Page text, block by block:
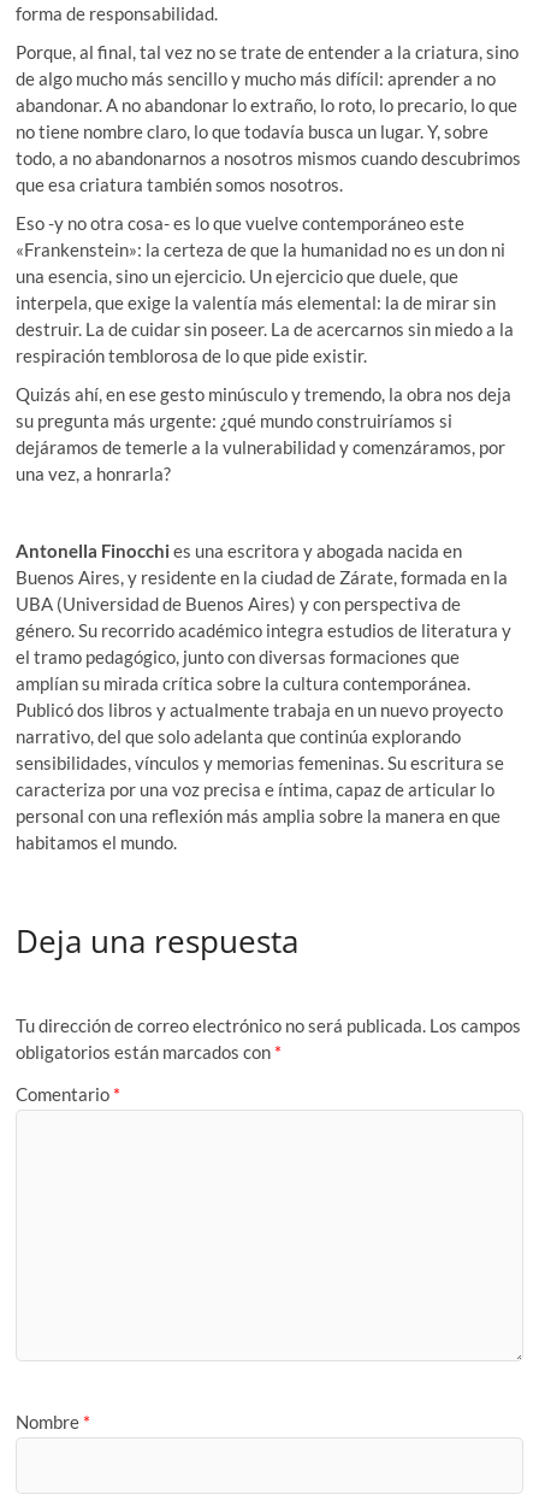
forma de responsabilidad.
Porque, al final, tal vez no se trate de entender a la criatura, sino
de algo mucho más sencillo y mucho más difícil: aprender a no
abandonar. A no abandonar lo extraño, lo roto, lo precario, lo que
no tiene nombre claro, lo que todavía busca un lugar. Y, sobre
todo, a no abandonarnos a nosotros mismos cuando descubrimos
que esa criatura también somos nosotros.
Eso -y no otra cosa- es lo que vuelve contemporáneo este
«Frankenstein»: la certeza de que la humanidad no es un don ni
una esencia, sino un ejercicio. Un ejercicio que duele, que
interpela, que exige la valentía más elemental: la de mirar sin
destruir. La de cuidar sin poseer. La de acercarnos sin miedo a la
respiración temblorosa de lo que pide existir.
Quizás ahí, en ese gesto minúsculo y tremendo, la obra nos deja
su pregunta más urgente: ¿qué mundo construiríamos si
dejáramos de temerle a la vulnerabilidad y comenzáramos, por
una vez, a honrarla?
Antonella Finocchi es una escritora y abogada nacida en
Buenos Aires, y residente en la ciudad de Zárate, formada en la
UBA (Universidad de Buenos Aires) y con perspectiva de
género. Su recorrido académico integra estudios de literatura y
el tramo pedagógico, junto con diversas formaciones que
amplían su mirada crítica sobre la cultura contemporánea.
Publicó dos libros y actualmente trabaja en un nuevo proyecto
narrativo, del que solo adelanta que continúa explorando
sensibilidades, vínculos y memorias femeninas. Su escritura se
caracteriza por una voz precisa e íntima, capaz de articular lo
personal con una reflexión más amplia sobre la manera en que
habitamos el mundo.
Deja una respuesta
Tu dirección de correo electrónico no será publicada. Los campos
obligatorios están marcados con *
Comentario *
Nombre *